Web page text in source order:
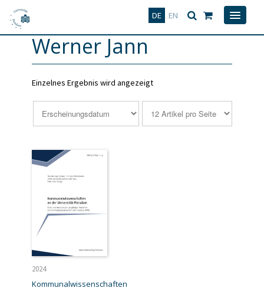
DE EN
Deutsch
Werner Jann
Einzelnes Ergebnis wird angezeigt
2024
Kommunalwissenschaften